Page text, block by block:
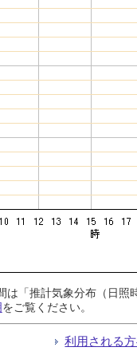
は「推計気象分布（日
をご覧ください。
利用される